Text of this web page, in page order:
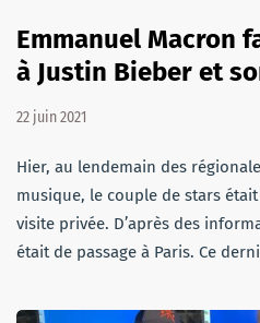
Emmanuel Macron
à Justin Bieber et
22 juin 2021
Hier, au lendemain des
musique, le couple de stars
visite privée. D’après des
était de passage à Paris. Ce